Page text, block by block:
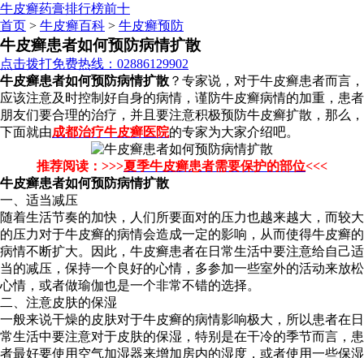
牛皮癣药膏排行榜前十
首页 > 牛皮癣百科 > 牛皮癣预防
牛皮癣患者如何预防病情扩散
点击拨打免费热线：02886129902
牛皮癣患者如何预防病情扩散 ？专家说，对于牛皮癣患者而言，
应该注意及时控制好自身的病情，谨防牛皮癣病情的加重，患者
朋友们要合理的治疗，并且要注意积极预防牛皮癣扩散，那么，
下面就由成都治疗牛皮癣医院的专家为大家介绍吧。
推荐阅读：>>>夏季牛皮癣患者需要保护的部位<<<
牛皮癣患者如何预防病情扩散
一、适当减压
随着生活节奏的加快，人们所要面对的压力也越来越大，而较大
的压力对于牛皮癣的病情会造成一定的影响，从而使得牛皮癣的
病情不断扩大。因此，牛皮癣患者在日常生活中要注意给自己适
当的减压，保持一个良好的心情，多参加一些室外的活动来放松
心情，或者做瑜伽也是一个非常不错的选择。
二、注意皮肤的保湿
一般来说干燥的皮肤对于牛皮癣的病情影响极大，所以患者在日
常生活中要注意对于皮肤的保湿，特别是在干冷的季节而言，患
者最好要使用空气加湿器来增加房内的湿度，或者使用一些保湿